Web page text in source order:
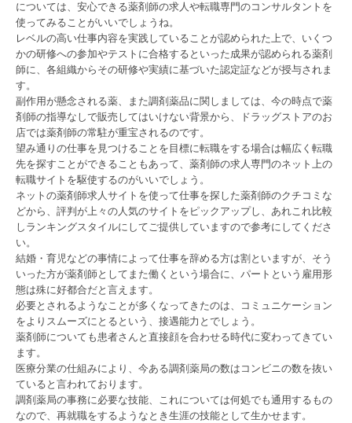
については、安心できる薬剤師の求人や転職専門のコンサルタントを
使ってみることがいいでしょうね。
レベルの高い仕事内容を実践していることが認められた上で、いくつ
かの研修への参加やテストに合格するといった成果が認められる薬剤
師に、各組織からその研修や実績に基づいた認定証などが授与されま
す。
副作用が懸念される薬、また調剤薬品に関しましては、今の時点で薬
剤師の指導なしで販売してはいけない背景から、ドラッグストアのお
店では薬剤師の常駐が重宝されるのです。
望み通りの仕事を見つけることを目標に転職をする場合は幅広く転職
先を探すことができることもあって、薬剤師の求人専門のネット上の
転職サイトを駆使するのがいいでしょう。
ネットの薬剤師求人サイトを使って仕事を探した薬剤師のクチコミな
どから、評判が上々の人気のサイトをピックアップし、あれこれ比較
しランキングスタイルにしてご提供していますので参考にしてくださ
い。
結婚・育児などの事情によって仕事を辞める方は割といますが、そう
いった方が薬剤師としてまた働くという場合に、パートという雇用形
態は殊に好都合だと言えます。
必要とされるようなことが多くなってきたのは、コミュニケーション
をよりスムーズにとるという、接遇能力とでしょう。
薬剤師についても患者さんと直接顔を合わせる時代に変わってきてい
ます。
医療分業の仕組みにより、今ある調剤薬局の数はコンビニの数を抜い
ていると言われております。
調剤薬局の事務に必要な技能、これについては何処でも通用するもの
なので、再就職をするようなとき生涯の技能として生かせます。